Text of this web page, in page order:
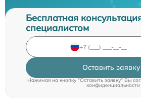
Бесплатная
специалистом
Оставить заявку
Нажимая на кнопку "Оставить заявку" Вы
конфиденциальности